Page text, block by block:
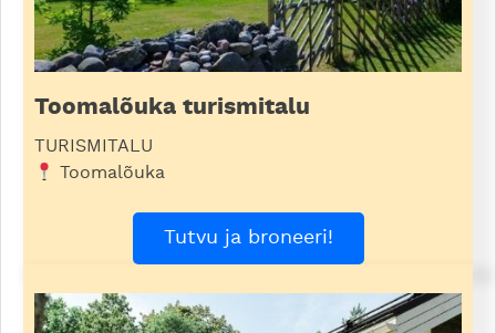
Toomalõuka turismitalu
TURISMITALU
Toomalõuka
Tutvu ja broneeri!